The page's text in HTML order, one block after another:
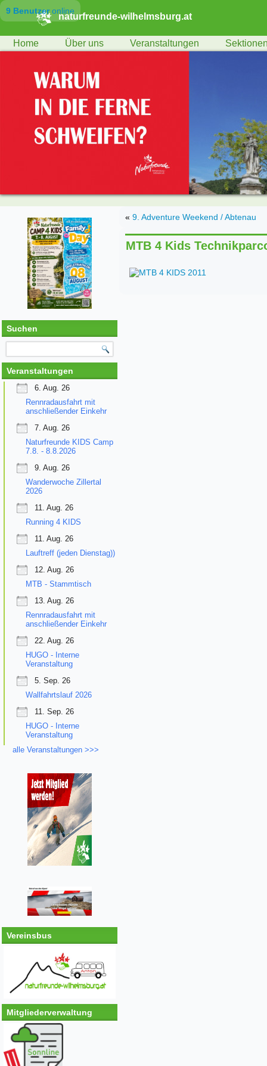
9 Benutzeronline
naturfreunde-wilhelmsburg.at
Home Über uns Veranstaltungen
Suchen
Veranstaltungen
6. Aug. 26
Rennradausfahrt mit
anschließender Einkehr
7. Aug. 26
Naturfreunde KIDS Camp
7.8. - 8.8.2026
9. Aug. 26
Wanderwoche Zillertal
2026
11. Aug. 26
Running 4 KIDS
11. Aug. 26
Lauftreff (jeden Dienstag))
12. Aug. 26
MTB - Stammtisch
13. Aug. 26
Rennradausfahrt mit
anschließender Einkehr
22. Aug. 26
HUGO - Interne
Veranstaltung
5. Sep. 26
Wallfahrtslauf 2026
11. Sep. 26
HUGO - Interne
Veranstaltung
alle Veranstaltungen >>>
Vereinsbus
Mitgliederverwaltung
« 9. Adventure Weekend / Abtenau
MTB 4 Kids